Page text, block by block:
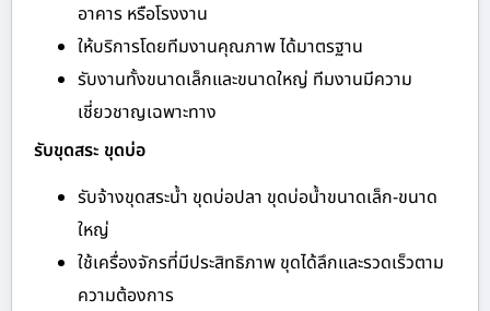
อาคาร หรือโรงงาน
ให้บริการโดยทีมงานคุณภาพ ได้มาตรฐาน
รับงานทั้งขนาดเล็กและขนาดใหญ่ ทีมงานมีความ
เชี่ยวชาญเฉพาะทาง
รับขุดสระ ขุดบ่อ
รับจ้างขุดสระน้ำ ขุดบ่อปลา ขุดบ่อน้ำขนาดเล็ก-ขนาด
ใหญ่
ใช้เครื่องจักรที่มีประสิทธิภาพ ขุดได้ลึกและรวดเร็วตาม
ความต้องการ